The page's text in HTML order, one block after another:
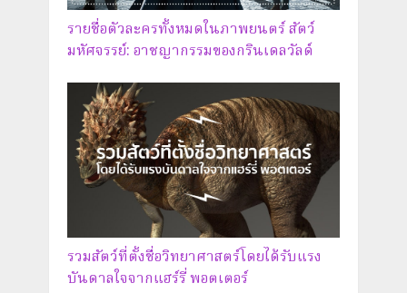
รายชื่อตัวละครทั้งหมดในภาพยนตร์ สัตว์
มหัศจรรย์: อาชญากรรมของกรินเดลวัลด์
รวมสัตว์ที่ตั้งชื่อวิทยาศาสตร์โดยได้รับแรง
บันดาลใจจากแฮร์รี่ พอตเตอร์